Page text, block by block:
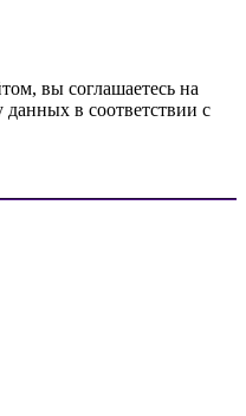
вы соглашаетесь на
данных в соответствии с